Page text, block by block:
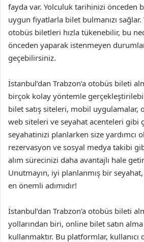
fayda var. Yolculuk tarihinizi önceden
uygun fiyatlarla bilet bulmanızı
otobüs biletleri hızla tükenebilir, bu
önceden yaparak istenmeyen
geçebilirsiniz.
İstanbul’dan Trabzon’a otobüs bileti
birçok kolay yöntemle
bilet satış siteleri, mobil uygulamalar,
web siteleri ve seyahat acenteleri gibi
seyahatinizi planlarken size yardımcı
rezervasyon ve sosyal medya takibi
alım sürecinizi daha avantajlı hale
Unutmayın, iyi planlanmış bir
en önemli adımıdır!
İstanbul’dan Trabzon’a otobüs bileti
yollarından biri, online bilet satın
kullanmaktır. Bu platformlar, kullanıcı